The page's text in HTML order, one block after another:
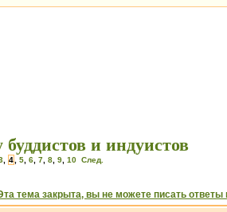
и индуистов
4 5 6 7 8 9 10 След.